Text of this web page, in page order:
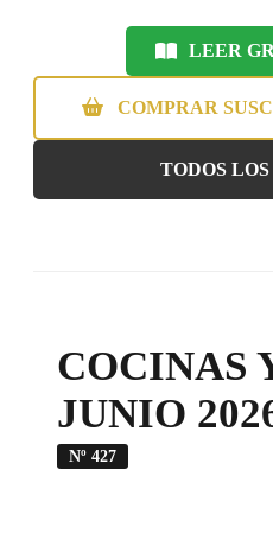
LEER
COMPRAR
TODOS
COCINAS
JUNIO
Nº 427